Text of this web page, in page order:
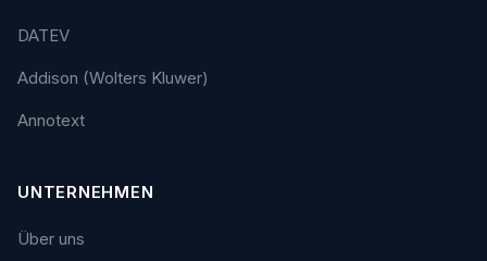
DATEV
Addison (Wolters Kluwer)
Annotext
UNTERNEHMEN
Über uns